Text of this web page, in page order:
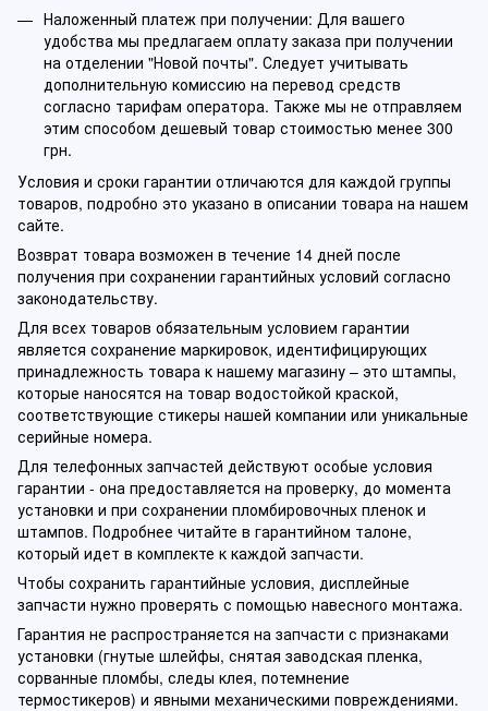
Наложенный платеж при получении: Для вашего
удобства мы предлагаем оплату заказа при получении
на отделении "Новой почты". Следует учитывать
дополнительную комиссию на перевод средств
согласно тарифам оператора. Также мы не отправляем
этим способом дешевый товар стоимостью менее 300
грн.
Условия и сроки гарантии отличаются для каждой группы
товаров, подробно это указано в описании товара на нашем
сайте.
Возврат товара возможен в течение 14 дней после
получения при сохранении гарантийных условий согласно
законодательству.
Для всех товаров обязательным условием гарантии
является сохранение маркировок, идентифицирующих
принадлежность товара к нашему магазину – это штампы,
которые наносятся на товар водостойкой краской,
соответствующие стикеры нашей компании или уникальные
серийные номера.
Для телефонных запчастей действуют особые условия
гарантии - она предоставляется на проверку, до момента
установки и при сохранении пломбировочных пленок и
штампов. Подробнее читайте в гарантийном талоне,
который идет в комплекте к каждой запчасти.
Чтобы сохранить гарантийные условия, дисплейные
запчасти нужно проверять с помощью навесного монтажа.
Гарантия не распространяется на запчасти с признаками
установки (гнутые шлейфы, снятая заводская пленка,
сорванные пломбы, следы клея, потемнение
термостикеров) и явными механическими повреждениями.